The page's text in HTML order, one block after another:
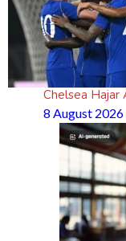
Chelsea Hajar
8 August 2026